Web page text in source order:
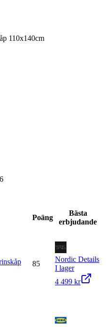
110x140cm
Poäng
Bästa
erbjudande
85
Nordic Details
I lager
4 499 kr